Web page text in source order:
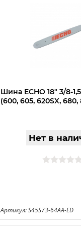
Шина ECHO 18" 3/8-
(600, 605, 620SX, 680,
Нет в
Артикул: S45S73-64AA-ED